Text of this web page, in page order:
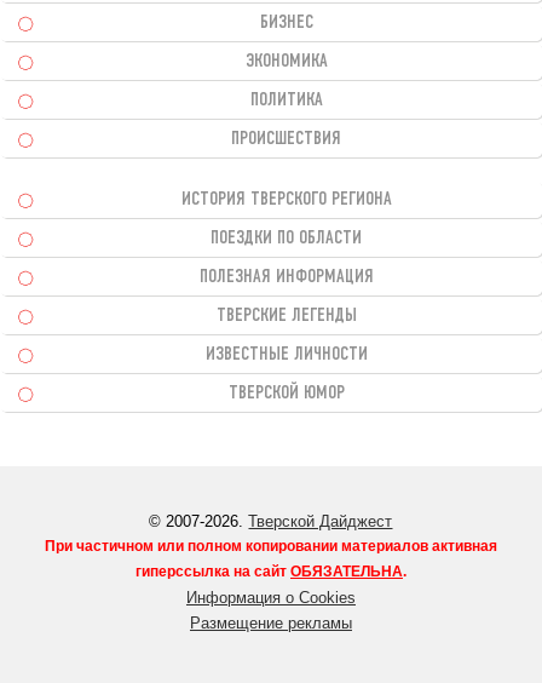
БИЗНЕС
ЭКОНОМИКА
ПОЛИТИКА
ПРОИСШЕСТВИЯ
ИСТОРИЯ ТВЕРСКОГО РЕГИОНА
ПОЕЗДКИ ПО ОБЛАСТИ
ПОЛЕЗНАЯ ИНФОРМАЦИЯ
ТВЕРСКИЕ ЛЕГЕНДЫ
ИЗВЕСТНЫЕ ЛИЧНОСТИ
ТВЕРСКОЙ ЮМОР
© 2007-2026.Тверской Дайджест
При частичном или полном копировании материалов активная
гиперссылка на сайт ОБЯЗАТЕЛЬНА.
Информация о Cookies
Размещение рекламы